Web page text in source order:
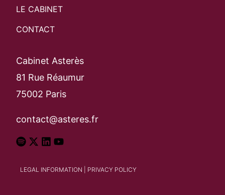
LE CABINET
CONTACT
Cabinet Asterès
81 Rue Réaumur
75002 Paris
contact@asteres.fr
LEGAL INFORMATION PRIVACY POLICY